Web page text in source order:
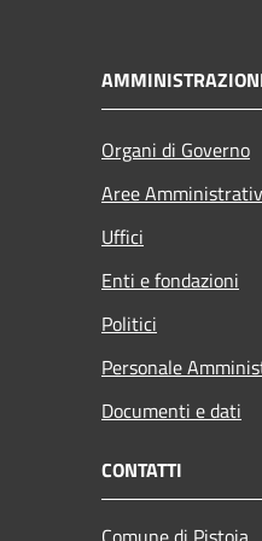
Organi di Governo
Aree
Uffici
Enti e fondazioni
Politici
Personale
Documenti e dati
CONTATTI